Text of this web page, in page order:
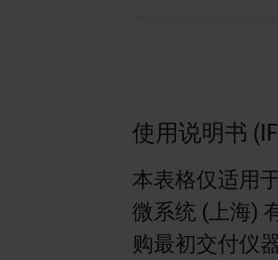
使用说明书
本表格仅适用
微系统 (上海)
购最初交付仪